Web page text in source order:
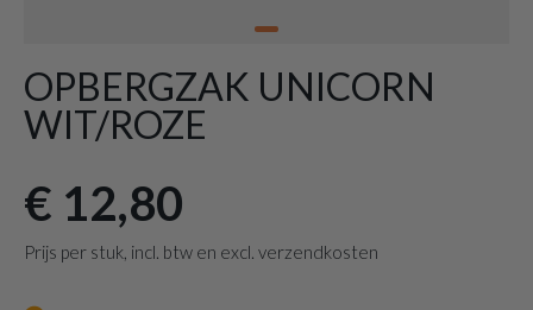
OPBERGZAK UNICORN
WIT/ROZE
€ 12,80
Prijs per stuk, incl. btw en excl. verzendkosten